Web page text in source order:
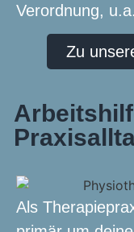
Verordnung, u.a.
Zu
Als